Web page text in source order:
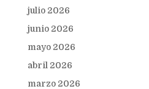
julio 2026
junio 2026
mayo 2026
abril 2026
marzo 2026